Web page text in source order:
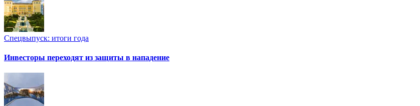
Спецвыпуск: итоги года
Инвесторы переходят из защиты в нападение